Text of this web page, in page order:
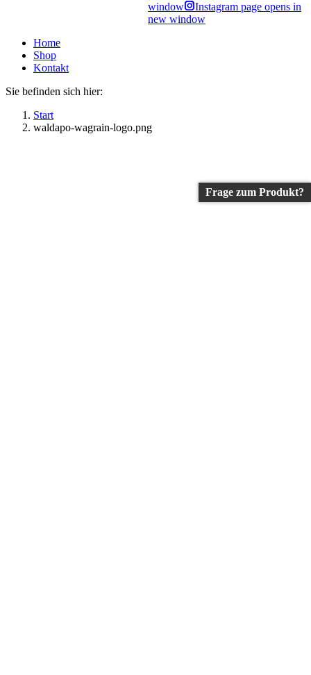
window
Instagram page opens in
new window
Home
Shop
Kontakt
Sie befinden sich hier:
Start
waldapo-wagrain-logo.png
Frage zum Produkt?